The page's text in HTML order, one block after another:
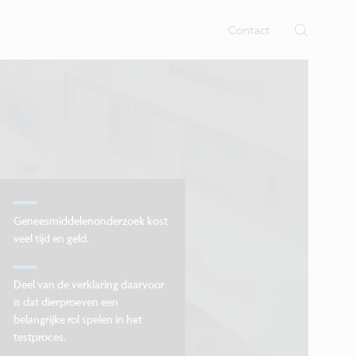
Contact
Geneesmiddelenonderzoek kost
veel tijd en geld.
Deel van de verklaring daarvoor
is dat dierproeven een
belangrijke rol spelen in het
testproces.